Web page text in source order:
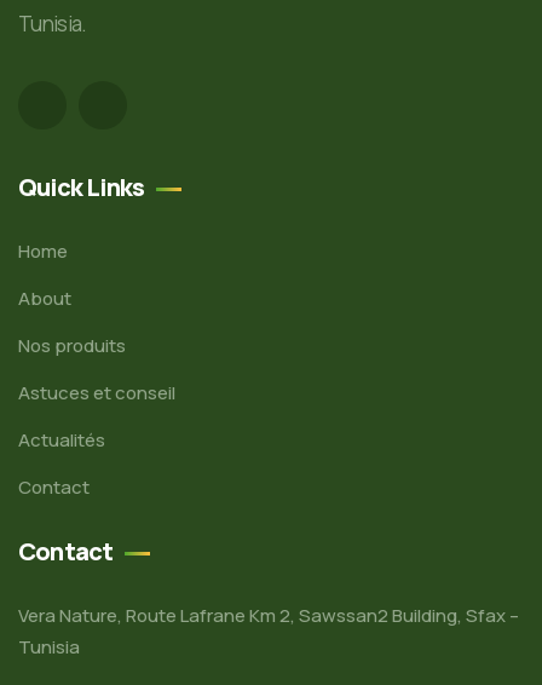
Tunisia.
Quick Links
Home
About
Nos produits
Astuces et conseil
Actualités
Contact
Contact
Vera Nature, Route Lafrane Km 2, Sawssan2 Building, Sfax –
Tunisia